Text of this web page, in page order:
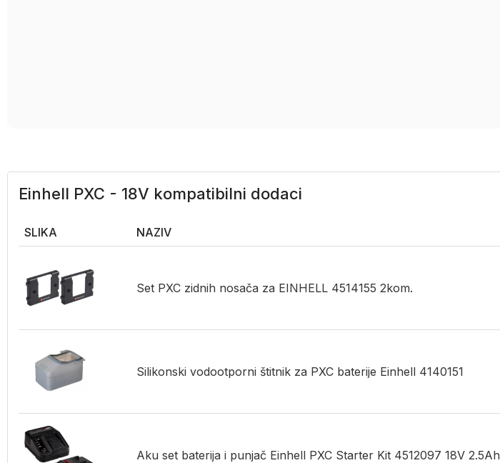
Einhell PXC - 18V kompatibilni dodaci
SLIKA NAZIV
Set PXC zidnih nosača za EINHELL 4514155 2kom.
Silikonski vodootporni štitnik za PXC baterije Einhell 4140151
Aku set baterija i punjač Einhell PXC Starter Kit 4512097 18V 2.5Ah